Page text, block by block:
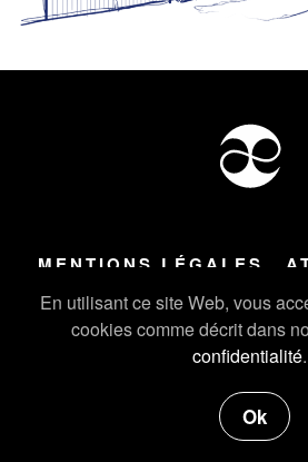
En utilisant ce site Web, vous
cookies comme décrit dans
confidentialité.
Ok
MENTIONS LÉGALES